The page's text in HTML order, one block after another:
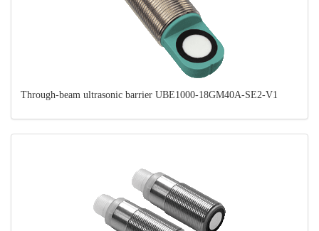
Through-beam ultrasonic barrier UBE1000-18GM40A-SE2-V1